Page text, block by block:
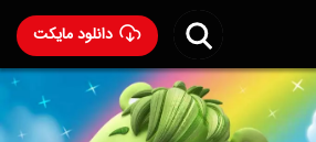
دانلود مایکت
در شهر بازی با دوبله فارسی
-
Care Bears: